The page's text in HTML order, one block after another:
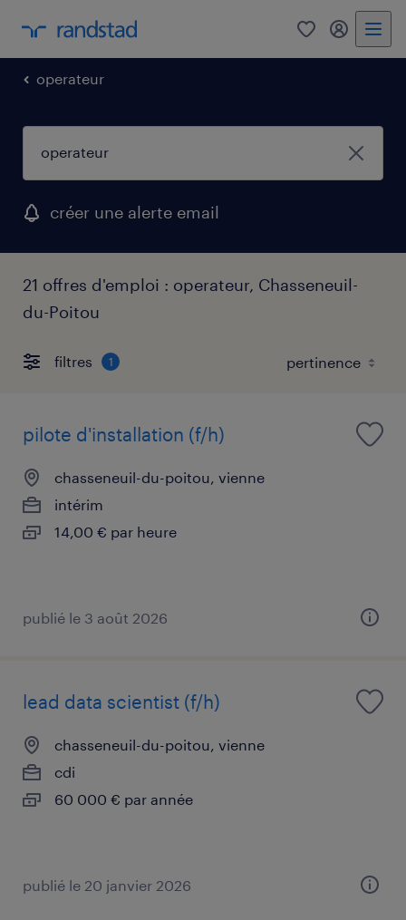
0 mon
operateur
créer une alerte email
21 offres d'emploi : operateur, Chasseneuil-
du-Poitou
filtres 1
pilote d'installation (f/h)
chasseneuil-du-poitou, vienne
intérim
14,00 € par heure
publié le 3 août 2026
lead data scientist (f/h)
chasseneuil-du-poitou, vienne
cdi
60 000 € par année
publié le 20 janvier 2026